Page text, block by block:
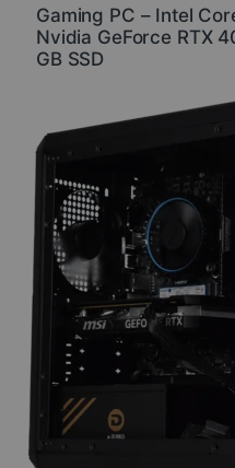
Gaming PC – Intel
Nvidia GeForce RTX
GB SSD